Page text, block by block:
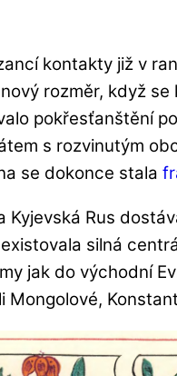
kontakty již v
rozměr, když
pokřesťanštění
s rozvinutým
se dokonce stala
Kyjevská Rus
silná
jak do východní
Mongolové,